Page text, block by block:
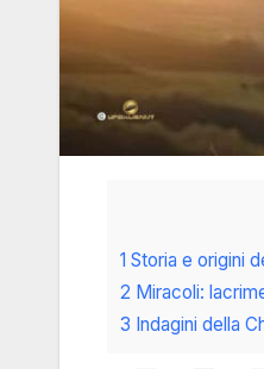
1 Storia e origini
2 Miracoli:
3 Indagini della